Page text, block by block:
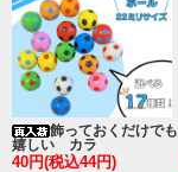
飾っておくだけでも
嬉しい カラ
40円(税込44円)